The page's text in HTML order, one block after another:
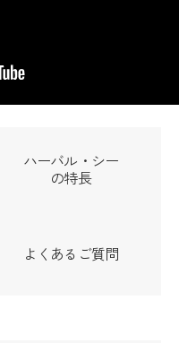
ハーバル・シー
の特長
よくあるご質問